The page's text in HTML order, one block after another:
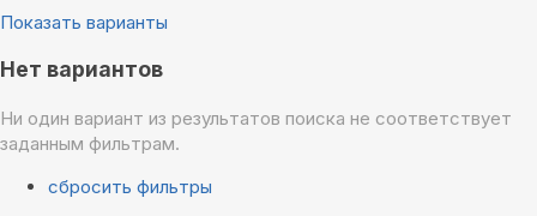
Показать варианты
Нет вариантов
Ни один вариант из результатов поиска не соответствует
заданным фильтрам.
сбросить фильтры